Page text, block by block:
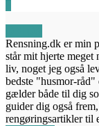
Rensning.dk er min
står mit hjerte
liv, noget jeg også
bedste "husmor-
gælder både til dig
guider dig også
rengøringsartikler til